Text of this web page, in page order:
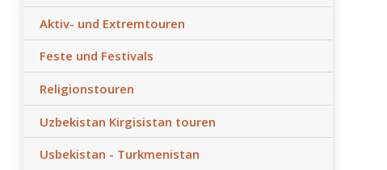
Aktiv- und Extremtouren
Feste und Festivals
Religionstouren
Uzbekistan Kirgisistan touren
Usbekistan - Turkmenistan